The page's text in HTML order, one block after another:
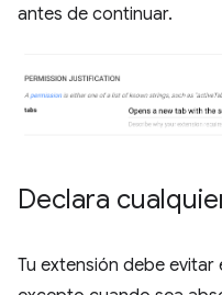
antes de continuar.
Declara
Tu extensión debe